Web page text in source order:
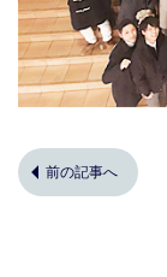
前の記事へ